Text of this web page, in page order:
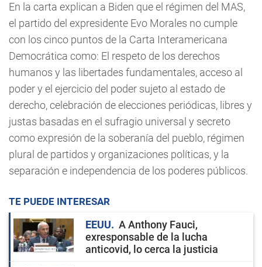
En la carta explican a Biden que el régimen del MAS,
el partido del expresidente Evo Morales no cumple
con los cinco puntos de la Carta Interamericana
Democrática como: El respeto de los derechos
humanos y las libertades fundamentales, acceso al
poder y el ejercicio del poder sujeto al estado de
derecho, celebración de elecciones periódicas, libres y
justas basadas en el sufragio universal y secreto
como expresión de la soberanía del pueblo, régimen
plural de partidos y organizaciones políticas, y la
separación e independencia de los poderes públicos.
TE PUEDE INTERESAR
EEUU
A Anthony Fauci,
exresponsable de la lucha
anticovid, lo cerca la justicia